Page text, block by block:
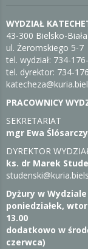
WYDZIAŁ
43-300 Bielsko-Biała
ul. Żeromskiego 5-7
tel. wydział: 734-
tel. dyrektor: 734-
PRACOWNICY
SEKRETARIAT
mgr Ewa
DYREKTOR
ks. dr Marek
Dyżury w
poniedziałek,
13.00
dodatkowo w
czerwca)